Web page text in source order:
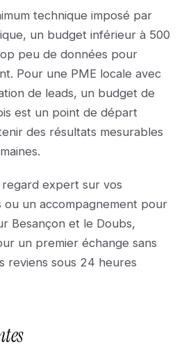
technique imposé par
un budget inférieur à 500
peu de données pour
Pour une PME locale avec
de leads, un budget de
est un point de départ
des résultats mesurables
expert sur vos
ou un accompagnement pour
Besançon et le Doubs,
un premier échange sans
reviens sous 24 heures